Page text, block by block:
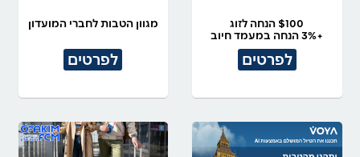
$100 הנחה לזוג
+3% הנחה במעמד חיוב
לפרטים
מגוון הטבות לחברי המועדון
לפרטים